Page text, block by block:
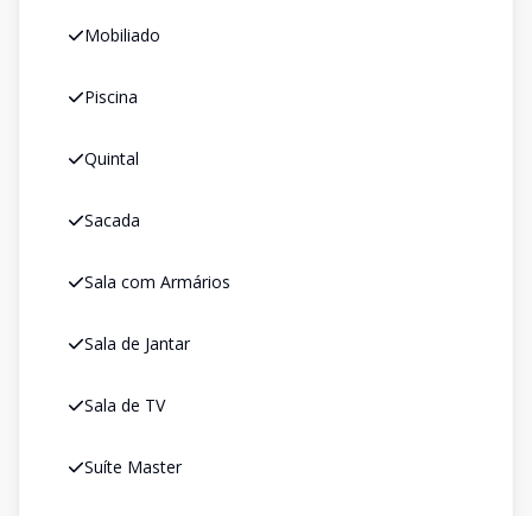
Mobiliado
Piscina
Quintal
Sacada
Sala com Armários
Sala de Jantar
Sala de TV
Suíte Master